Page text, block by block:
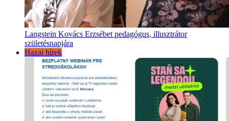
Langstein Kovács Erzsébet pedagógus, illusztrátor
születésnapjára
Hazai hírek